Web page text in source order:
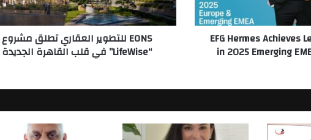
EFG Hermes Achieves
in 2025 Emerging
قلب
القاهرة
الجديدة
EONS للتطوير العقاري تطلق مشروع
“LifeWise” في قلب القاهرة الجديدة